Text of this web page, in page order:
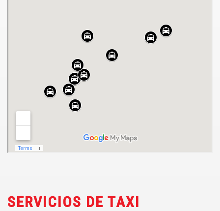
SERVICIOS DE TAXI